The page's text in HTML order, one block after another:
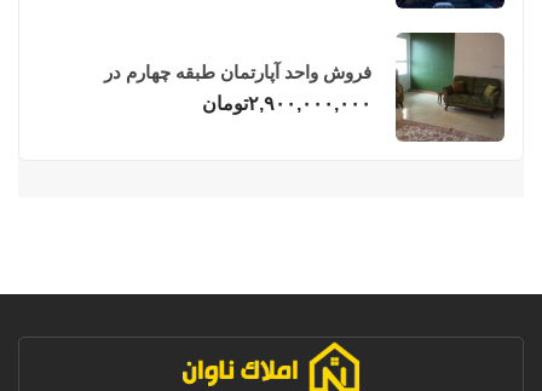
فروش واحد آپارتمان طبقه چهارم در
فریدونکنار
۲,۹۰۰,۰۰۰,۰۰۰تومان